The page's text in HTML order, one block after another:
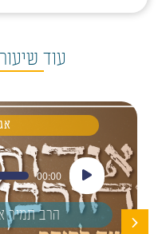
עוד
נגן
אודיו
00:00
הרב תמיר